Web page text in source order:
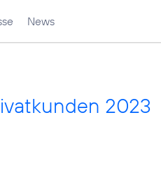
News
2023